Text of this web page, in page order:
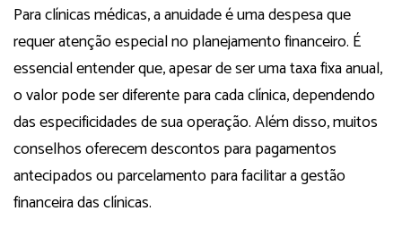
Para clínicas médicas, a anuidade é uma despesa que
requer atenção especial no planejamento financeiro. É
essencial entender que, apesar de ser uma taxa fixa anual,
o valor pode ser diferente para cada clínica, dependendo
das especificidades de sua operação. Além disso, muitos
conselhos oferecem descontos para pagamentos
antecipados ou parcelamento para facilitar a gestão
financeira das clínicas.